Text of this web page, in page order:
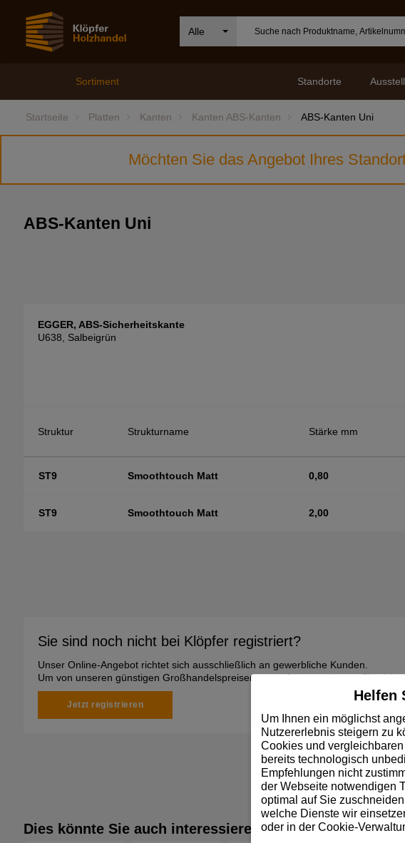
Alle
Standorte
Sortiment
Startseite Platten Kanten Kanten ABS-Kanten ABS-Kanten Uni
Möchten Sie das Angebot Ihres
ABS-Kanten Uni
EGGER, ABS-Sicherheitskante
U638, Salbeigrün
Struktur Strukturname Stärke mm
ST9 Smoothtouch Matt 0,80
ST9 Smoothtouch Matt 2,00
Sie sind noch nicht bei Klöpfer registriert?
Unser Online-Angebot richtet sich ausschließlich an gewerbliche Kunden.
Um von unseren günstigen Großhandelspreisen zu profitieren, müssen Sie sich
Jetzt registrieren
Dies könnte Sie auch interessieren
Helfen
Um Ihnen ein möglichst
Nutzererlebnis steigern zu
Cookies und
bereits technologisch
Empfehlungen nicht
der Webseite notwendigen
optimal auf Sie
welche Dienste wir
oder in der Cookie-